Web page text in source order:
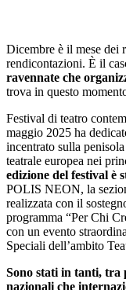
Dicembre è il mese dei
rendicontazioni. È il
ravennate che
trova in questo
Festival di teatro
maggio 2025 ha
incentrato sulla
teatrale europea nei
edizione del festival è
POLIS NEON, la
realizzata con il
programma “Per Chi
con un evento
Speciali dell’ambito
Sono stati in tanti, tra
nazionali che